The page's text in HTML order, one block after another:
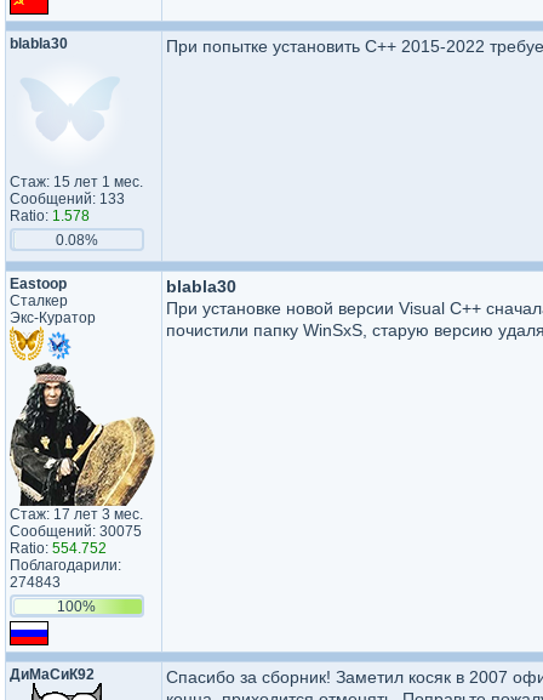
blabla30
Стаж: 15 лет 1 мес.
Сообщений: 133
Ratio: 1.578
0.08%
При попытке установить C++ 2015-2022
Eastoop
Сталкер
Экс-Куратор
Стаж: 17 лет 3 мес.
Сообщений: 30075
Ratio: 554.752
Поблагодарили:
274843
100%
blabla30
При установке новой версии Visual С++
почистили папку WinSxS, старую версию
ДиМаСиК92
Спасибо за сборник! Заметил косяк в 2007